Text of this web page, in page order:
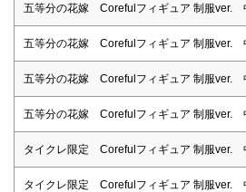
五等分の花嫁 Corefulフィギュア 制服ver.
五等分の花嫁 Corefulフィギュア 制服ver.
五等分の花嫁 Corefulフィギュア 制服ver.
五等分の花嫁 Corefulフィギュア 制服ver.
タイクレ限定 Corefulフィギュア 制服ver.
タイクレ限定 Corefulフィギュア 制服ver.